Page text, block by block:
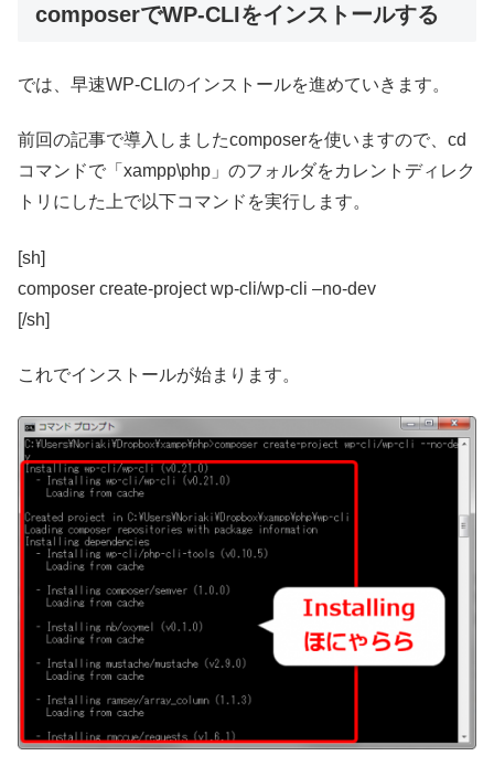
composerでWP-CLIをインストールする
では、早速WP-CLIのインストールを進めていきます。
前回の記事で導入しましたcomposerを使いますので、cd
コマンドで「xampp\php」のフォルダをカレントディレク
トリにした上で以下コマンドを実行します。
[sh]
composer create-project wp-cli/wp-cli –no-dev
[/sh]
これでインストールが始まります。